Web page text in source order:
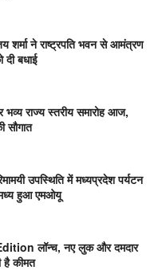
शर्मा ने राष्ट्रपति भवन से आमंत्रण
दी बधाई
भव्य राज्य स्तरीय समारोह आज,
सौगात
उपस्थिति में मध्यप्रदेश पर्यटन
मध्य हुआ एमओयू
लॉन्च, नए लुक और दमदार
है कीमत